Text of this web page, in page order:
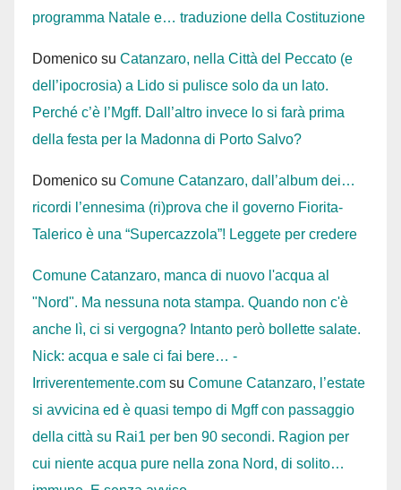
programma Natale e… traduzione della Costituzione
Domenico su Catanzaro, nella Città del Peccato (e
dell’ipocrosia) a Lido si pulisce solo da un lato.
Perché c’è l’Mgff. Dall’altro invece lo si farà prima
della festa per la Madonna di Porto Salvo?
Domenico su Comune Catanzaro, dall’album dei…
ricordi l’ennesima (ri)prova che il governo Fiorita-
Talerico è una “Supercazzola”! Leggete per credere
Comune Catanzaro, manca di nuovo l'acqua al
"Nord". Ma nessuna nota stampa. Quando non c'è
anche lì, ci si vergogna? Intanto però bollette salate.
Nick: acqua e sale ci fai bere… -
Irriverentemente.com su Comune Catanzaro, l’estate
si avvicina ed è quasi tempo di Mgff con passaggio
della città su Rai1 per ben 90 secondi. Ragion per
cui niente acqua pure nella zona Nord, di solito…